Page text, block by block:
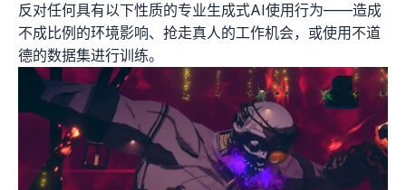
反对任何具有以下性质的专业生成式AI使用行为——造成
不成比例的环境影响、抢走真人的工作机会，或使用不道
德的数据集进行训练。